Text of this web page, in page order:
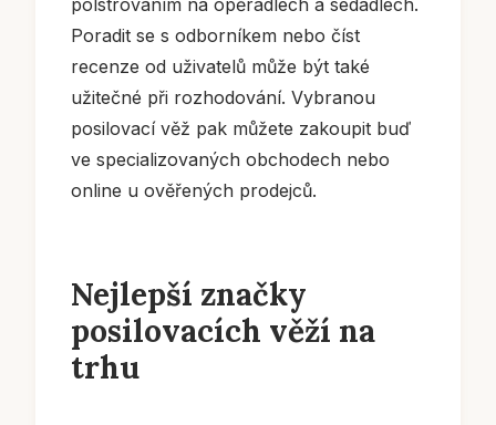
polstrováním na opěradlech a sedadlech.
Poradit se s odborníkem nebo číst
recenze od uživatelů může být také
užitečné při rozhodování. Vybranou
posilovací věž pak můžete zakoupit buď
ve specializovaných obchodech nebo
online u ověřených prodejců.
Nejlepší značky
posilovacích věží na
trhu